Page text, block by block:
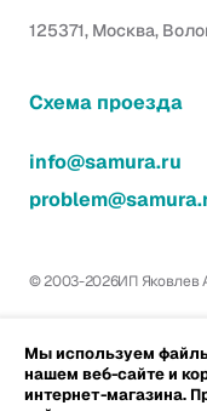
125371, Москва,
Схема проезда
info@samura.ru
© 2003-2026ИП Яковлев
Мы используем
нашем веб-сайте и
интернет-магазина.